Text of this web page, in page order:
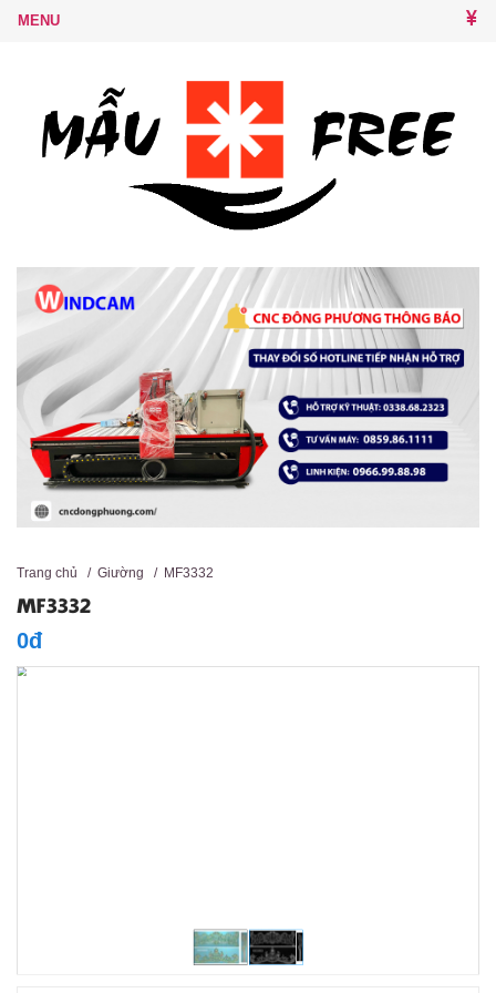
Trang chủ / Giường / MF3332
MF3332
0đ